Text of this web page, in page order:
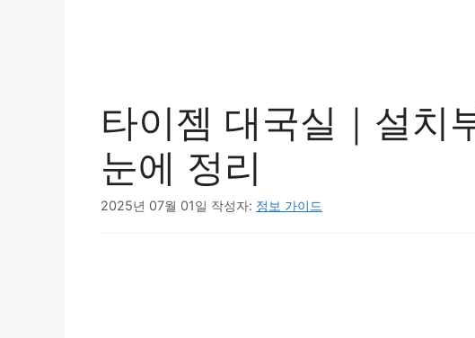
타이젬 대국실｜설치
눈에 정리
2025년 07월 01일 작성자: 정보 가이드